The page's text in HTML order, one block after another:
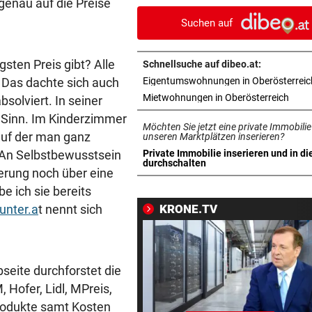
auf die Preise
Preis gibt? Alle
dachte sich auch
In seiner
Im Kinderzimmer
der man ganz
Selbstbewusstsein
noch über eine
ich sie bereits
t nennt sich
durchforstet die
Hofer, Lidl, MPreis,
samt Kosten
beladen werden
WASSERSTAND ZU NIEDRIG vor
Voestalpine hat
Donau eingestellt
OFT WENIGER GESCHÄFT vor 15
Wirte mit Hitze-Einbußen:
liegen am See“
NEUER TAXIVERMITTLER
nach Linz bringt
SPRANG DANN IN POOL vor 17
Mühlviertler zündete sich im
Garten selbst an
WENIGER PRODUZIERT vor
Suchen auf
Schnellsuche auf dibeo.at:
Eigentumswohnungen in
Mietwohnungen in Oberösterreich
Möchten Sie jetzt eine private
unseren Marktplätzen inserieren?
Private Immobilie inserieren und in
durchschalten
in neuem Tab öffnen
KRONE.TV